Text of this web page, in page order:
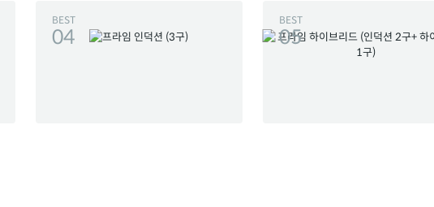
BEST
04
BEST
05